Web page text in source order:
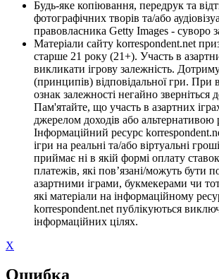
Будь-яке копіювання, передрук та
фотографічних творів та/або
правовласника Getty Images - суворо
Матеріали сайту korrespondent.net
старше 21 року (21+). Участь в
викликати ігрову залежність.
(принципів) відповідальної гри. При
ознак залежності негайно зверніться
Пам'ятайте, що участь в азартних
джерелом доходів або альтернативою
Інформаційний ресурс
ігри на реальні та/або віртуальні
приймає ні в якій формі оплату
платежів, які пов’язані/можуть бути
азартними іграми, букмекерами чи
які матеріали на інформаційному
korrespondent.net публікуються
інформаційних цілях.
X
Ошибка